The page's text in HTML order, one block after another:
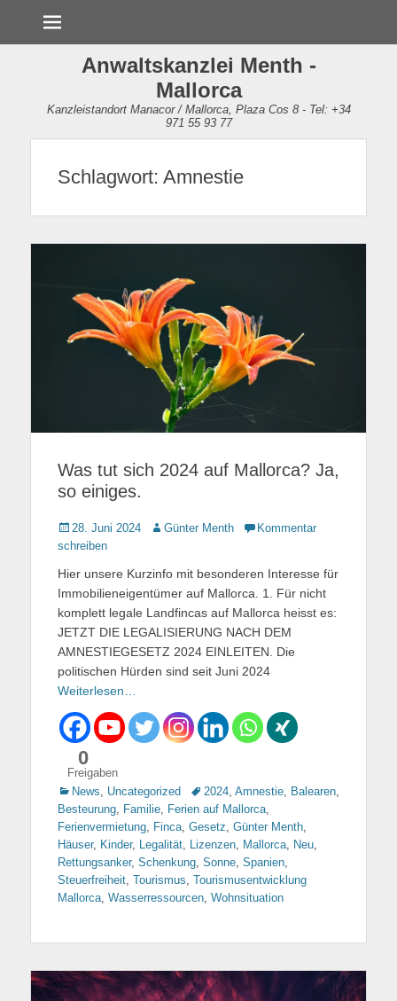
Anwaltskanzlei Menth -
Mallorca
Kanzleistandort Manacor / Mallorca, Plaza Cos 8 - Tel: +34
971 55 93 77
Schlagwort: Amnestie
Was tut sich 2024 auf Mallorca? Ja,
so einiges.
Gepostet
am
28. Juni 2024 AutorGünter Menth
Kommentar
schreiben
Hier unsere Kurzinfo mit besonderen Interesse für
Immobilieneigentümer auf Mallorca. 1. Für nicht
komplett legale Landfincas auf Mallorca heisst es:
JETZT DIE LEGALISIERUNG NACH DEM
AMNESTIEGESETZ 2024 EINLEITEN. Die
politischen Hürden sind seit Juni 2024
Weiterlesen…
0
Freigaben
Kategorien
News Uncategorized Tags2024 Amnestie Balearen
Besteurung
Familie Ferien auf Mallorca
Ferienvermietung
Finca Gesetz Günter Menth
Häuser, Kinder, Legalität Lizenzen Mallorca Neu
Rettungsanker, Schenkung Sonne Spanien
Steuerfreiheit Tourismus Tourismusentwicklung
Mallorca Wasserressourcen Wohnsituation